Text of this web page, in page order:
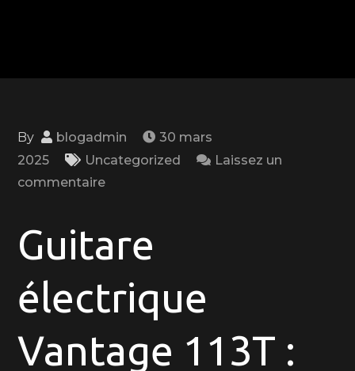
By blogadmin
30 mars
2025
Uncategorized
Laissez un
commentaireon
avec
guitare
électrique
113T
Guitare
électrique
Vantage 113T :